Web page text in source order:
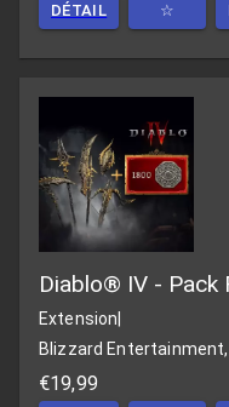
DÉTAIL ☆
Diablo® IV - Pack
Extension
Blizzard Entertainment,
€19,99